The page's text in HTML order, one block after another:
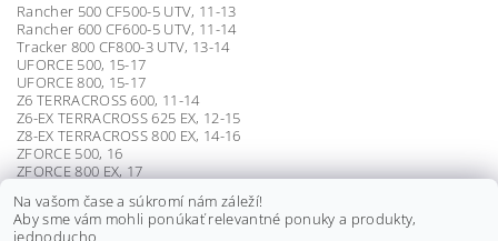
Rancher 500 CF500-5 UTV, 11-13
Rancher 600 CF600-5 UTV, 11-14
Tracker 800 CF800-3 UTV, 13-14
UFORCE 500, 15-17
UFORCE 800, 15-17
Z6 TERRACROSS 600, 11-14
Z6-EX TERRACROSS 625 EX, 12-15
Z8-EX TERRACROSS 800 EX, 14-16
ZFORCE 500, 16
ZFORCE 800 EX, 17
Na vašom čase a súkromí nám záleží!
Aby sme vám mohli ponúkať relevantné ponuky a produkty,
jednoducho